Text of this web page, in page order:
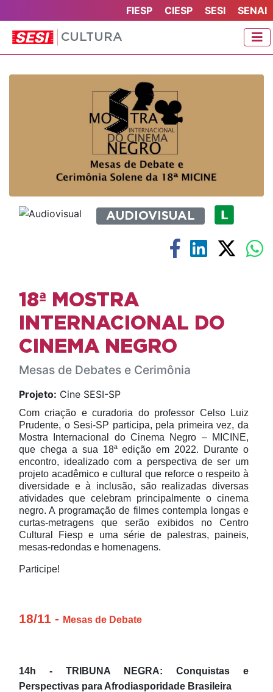
FIESP CIESP SESI SENAI
CULTURA
AUDIOVISUAL
18ª MOSTRA
INTERNACIONAL DO
CINEMA NEGRO
Mesas de Debates e Cerimônia
Projeto: Cine SESI-SP
Com criação e curadoria do professor Celso Luiz
Prudente, o Sesi-SP participa, pela primeira vez, da
Mostra Internacional do Cinema Negro – MICINE,
que chega a sua 18ª edição em 2022. Durante o
encontro, idealizado com a perspectiva de ser um
projeto acadêmico e cultural que reforce o respeito à
diversidade e à inclusão, são realizadas diversas
atividades que celebram principalmente o cinema
negro. A programação de filmes contempla longas e
curtas-metragens que serão exibidos no Centro
Cultural Fiesp e uma série de palestras, paineis,
mesas-redondas e homenagens.
Participe!
18/11 - Mesas de Debate
14h - TRIBUNA NEGRA: Conquistas e
Perspectivas para Afrodiasporidade Brasileira